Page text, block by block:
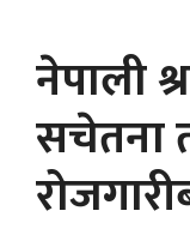
नेपाली
सचेतना